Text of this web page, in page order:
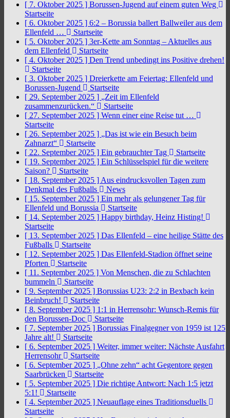
[ 7. Oktober 2025 ] Borussen-Jugend auf einem guten Weg
Startseite
[ 6. Oktober 2025 ] 6:2 – Borussia ballert Ballweiler aus dem
Ellenfeld …
Startseite
[ 5. Oktober 2025 ] 3er-Kette am Sonntag – Aktuelles aus
dem Ellenfeld
Startseite
[ 4. Oktober 2025 ] Den Trend unbedingt ins Positive drehen!
Startseite
[ 3. Oktober 2025 ] Dreierkette am Feiertag: Ellenfeld und
Borussen-Jugend
Startseite
[ 29. September 2025 ] „Zeit im Ellenfeld
zusammenzurücken.“
Startseite
[ 27. September 2025 ] Wenn einer eine Reise tut …
Startseite
[ 26. September 2025 ] „Das ist wie ein Besuch beim
Zahnarzt“
Startseite
[ 22. September 2025 ] Ein gebrauchter Tag
Startseite
[ 19. September 2025 ] Ein Schlüsselspiel für die weitere
Saison?
Startseite
[ 18. September 2025 ] Aus eindrucksvollen Tagen zum
Denkmal des Fußballs
News
[ 15. September 2025 ] Ein mehr als gelungener Tag für
Ellenfeld und Borussia
Startseite
[ 14. September 2025 ] Happy birthday, Heinz Histing!
Startseite
[ 13. September 2025 ] Das Ellenfeld – eine heilige Stätte des
Fußballs
Startseite
[ 12. September 2025 ] Das Ellenfeld-Stadion öffnet seine
Pforten
Startseite
[ 11. September 2025 ] Von Menschen, die zu Schlachten
bummeln
Startseite
[ 9. September 2025 ] Borussias U23: 2:2 in Bexbach kein
Beinbruch!
Startseite
[ 8. September 2025 ] 1:1 in Herrensohr: Wunsch-Remis für
den Borussen-Doc
Startseite
[ 7. September 2025 ] Borussias Finalgegner von 1959 ist 125
Jahre alt!
Startseite
[ 6. September 2025 ] Weiter, immer weiter: Nächste Ausfahrt
Herrensohr
Startseite
[ 6. September 2025 ] „Ohne zehn“ acht Gegentore gegen
Saarbrücken
Startseite
[ 5. September 2025 ] Die richtige Antwort: Nach 1:5 jetzt
5:1!
Startseite
[ 4. September 2025 ] Neuauflage eines Traditionsduells
Startseite